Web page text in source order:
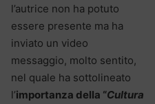
l’autrice non ha potuto
essere presente ma ha
inviato un video
messaggio, molto sentito,
nel quale ha sottolineato
l’importanza della “Cultura